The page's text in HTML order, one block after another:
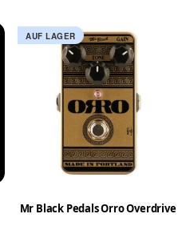
AUF LAGER
Mr Black Pedals Orro Overdrive